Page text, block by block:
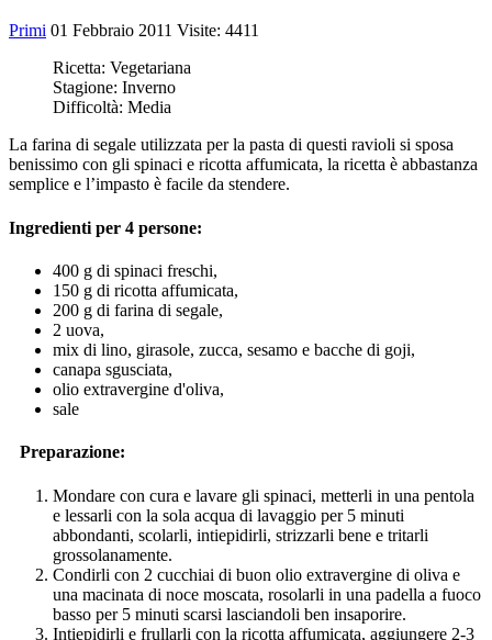
Primi 01 Febbraio 2011 Visite: 4411
Ricetta: Vegetariana
Stagione: Inverno
Difficoltà: Media
La farina di segale utilizzata per la pasta di questi ravioli si sposa
benissimo con gli spinaci e ricotta affumicata, la ricetta è abbastanza
semplice e l’impasto è facile da stendere.
Ingredienti per 4 persone:
400 g di spinaci freschi,
150 g di ricotta affumicata,
200 g di farina di segale,
2 uova,
mix di lino, girasole, zucca, sesamo e bacche di goji,
canapa sgusciata,
olio extravergine d'oliva,
sale
Preparazione:
Mondare con cura e lavare gli spinaci, metterli in una pentola
e lessarli con la sola acqua di lavaggio per 5 minuti
abbondanti, scolarli, intiepidirli, strizzarli bene e tritarli
grossolanamente.
Condirli con 2 cucchiai di buon olio extravergine di oliva e
una macinata di noce moscata, rosolarli in una padella a fuoco
basso per 5 minuti scarsi lasciandoli ben insaporire.
Intiepidirli e frullarli con la ricotta affumicata, aggiungere 2-3